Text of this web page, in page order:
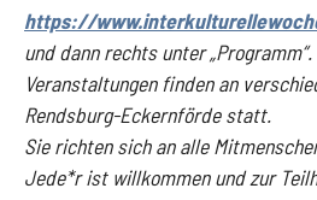
https://
und dann rechts unter „Programm“.
Veranstaltungen finden an
Rendsburg-Eckernförde statt.
Sie richten sich an alle
Jede*r ist willkommen und zur